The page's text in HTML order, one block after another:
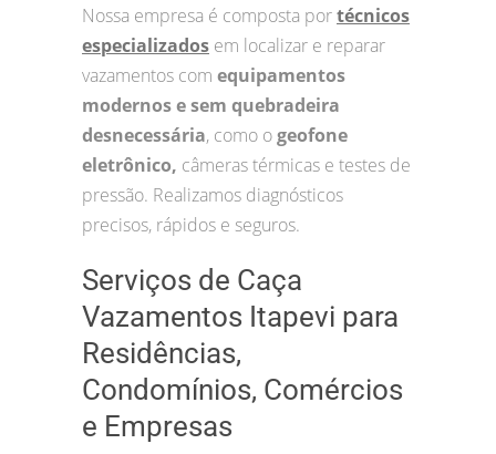
Nossa empresa é composta portécnicos
especializados em localizar e reparar
vazamentos com equipamentos
modernos e sem quebradeira
desnecessária, como ogeofone
eletrônico, câmeras térmicas e testes de
pressão. Realizamos diagnósticos
precisos, rápidos e seguros.
Serviços de Caça
Vazamentos Itapevi para
Residências,
Condomínios, Comércios
e Empresas